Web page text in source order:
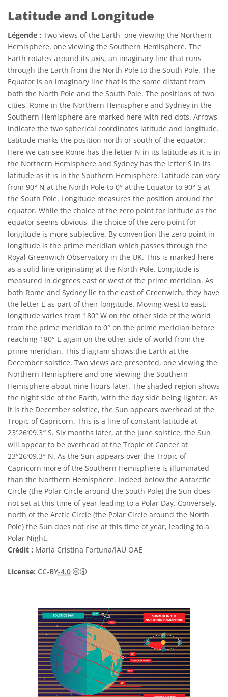
Latitude and Longitude
Légende : Two views of the Earth, one viewing the Northern
Hemisphere, one viewing the Southern Hemisphere. The
Earth rotates around its axis, an imaginary line that runs
through the Earth from the North Pole to the South Pole. The
Equator is an imaginary line that is the same distant from
both the North Pole and the South Pole. The positions of two
cities, Rome in the Northern Hemisphere and Sydney in the
Southern Hemisphere are marked here with red dots. Arrows
indicate the two spherical coordinates latitude and longitude.
Latitude marks the position north or south of the equator.
Here we can see Rome has the letter N in its latitude as it is in
the Northern Hemisphere and Sydney has the letter S in its
latitude as it is in the Southern Hemisphere. Latitude can vary
from 90° N at the North Pole to 0° at the Equator to 90° S at
the South Pole. Longitude measures the position around the
equator. While the choice of the zero point for latitude as the
equator seems obvious, the choice of the zero point for
longitude is more subjective. By convention the zero point in
longitude is the prime meridian which passes through the
Royal Greenwich Observatory in the UK. This is marked here
as a solid line originating at the North Pole. Longitude is
measured in degrees east or west of the prime meridian. As
both Rome and Sydney lie to the east of Greenwich, they have
the letter E as part of their longitude. Moving west to east,
longitude varies from 180° W on the other side of the world
from the prime meridian to 0° on the prime meridian before
reaching 180° E again on the other side of world from the
prime meridian. This diagram shows the Earth at the
December solstice. Two views are presented, one viewing the
Northern Hemisphere and one viewing the Southern
Hemisphere about nine hours later. The shaded region shows
the night side of the Earth, with the day side being lighter. As
it is the December solstice, the Sun appears overhead at the
Tropic of Capricorn. This is a line of constant latitude at
23°26′09.3″ S. Six months later, at the June solstice, the Sun
will appear to be overhead at the Tropic of Cancer at
23°26′09.3″ N. As the Sun appears over the Tropic of
Capricorn more of the Southern Hemisphere is illuminated
than the Northern Hemisphere. Indeed below the Antarctic
Circle (the Polar Circle around the South Pole) the Sun does
not set at this time of year leading to a Polar Day. Conversely,
north of the Arctic Circle (the Polar Circle around the North
Pole) the Sun does not rise at this time of year, leading to a
Polar Night.
Crédit : Maria Cristina Fortuna/IAU OAE
License: CC-BY-4.0 Creative Commons (CC) Attribution 4.0